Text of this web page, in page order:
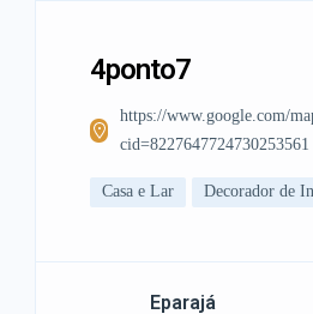
4ponto7
https://www.google.com/
cid=8227647724730253561
Casa e Lar Decorador de
Eparajá